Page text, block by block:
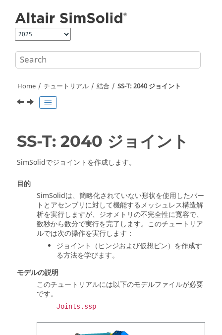
Home チュートリアル 結合 SS-T: 2040 ジョイント
SS-T: 2040 ジョイント
SimSolidでジョイントを作成します。
目的
SimSolidは、簡略化されていない形状を使用したパー
トとアセンブリに対して機能するメッシュレス構造解
析を実行しますが、ジオメトリの不完全性に寛容で、
数秒から数分で実行を完了します。このチュートリア
ルでは次の操作を実行します：
ジョイント（ヒンジおよび仮想ピン）を作成す
る方法を学びます。
モデルの説明
このチュートリアルには以下のモデルファイルが必要
です。
Joints.ssp